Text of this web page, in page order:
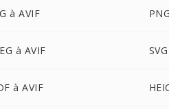
à AVIF
à AVIF
à AVIF